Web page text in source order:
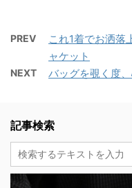
PREV
これ1着でお洒落
ャケット
NEXT バッグを覗く度
記事検索